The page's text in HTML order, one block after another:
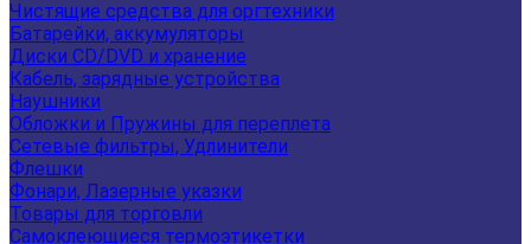
Чистящие средства для оргтехники
Батарейки, аккумуляторы
Диски CD/DVD и хранение
Кабель, зарядные устройства
Наушники
Обложки и Пружины для переплета
Сетевые фильтры, Удлинители
Флешки
Фонари, Лазерные указки
Товары для торговли
Самоклеющиеся термоэтикетки